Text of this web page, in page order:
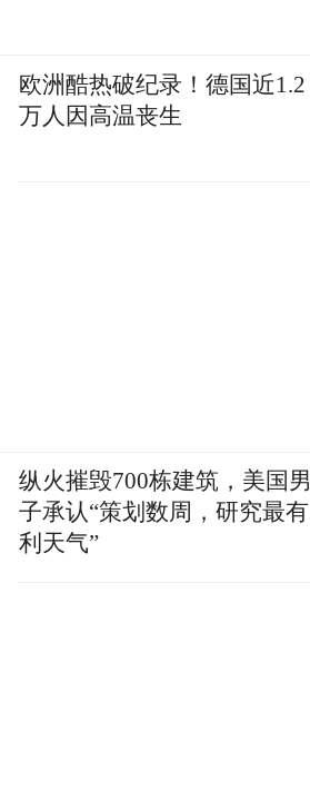
欧洲酷热破纪录！德国近1.2
万人因高温丧生
纵火摧毁700栋建筑，美国男
子承认“策划数周，研究最有
利天气”